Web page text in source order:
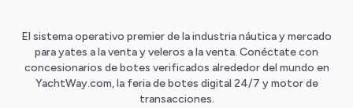
El sistema operativo premier de la industria náutica y mercado
para yates a la venta y veleros a la venta. Conéctate con
concesionarios de botes verificados alrededor del mundo en
YachtWay.com, la feria de botes digital 24/7 y motor de
transacciones.